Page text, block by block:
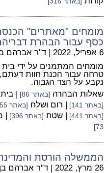
מומחים "מאתרים"
כסף עבור הבהרת
6 אפריל, 2022 | ד"ר אברהם
מומחים המתמנים על ידי
טרחה עבור הכנת חוות
נקבע על הצד הגבוה.
שאלות הבהרה [באתר 86] |
[באתר 141] | רום ושלח [באתר 355]
[באתר 441] | שטח [באתר 396] |
73]
הממשלה הורסת
26 מרץ, 2022 | ד"ר אברהם